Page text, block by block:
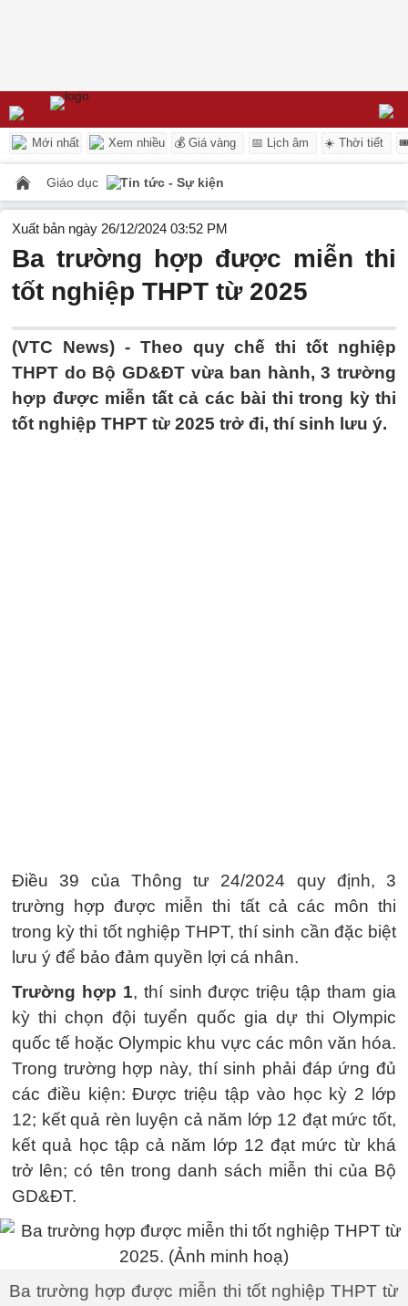
Mới nhất Xem nhiều 💰 Giá vàng 📅 Lịch âm ☀️ Thời tiết
Giáo dục Tin tức - Sự kiện
Xuất bản ngày 26/12/2024 03:52 PM
Ba trường hợp được miễn thi
tốt nghiệp THPT từ 2025
(VTC News) - Theo quy chế thi tốt nghiệp
THPT do Bộ GD&ĐT vừa ban hành, 3 trường
hợp được miễn tất cả các bài thi trong kỳ thi
tốt nghiệp THPT từ 2025 trở đi, thí sinh lưu ý.
Điều 39 của Thông tư 24/2024 quy định, 3
trường hợp được miễn thi tất cả các môn thi
trong kỳ thi tốt nghiệp THPT, thí sinh cần đặc biệt
lưu ý để bảo đảm quyền lợi cá nhân.
Trường hợp 1, thí sinh được triệu tập tham gia
kỳ thi chọn đội tuyển quốc gia dự thi Olympic
quốc tế hoặc Olympic khu vực các môn văn hóa.
Trong trường hợp này, thí sinh phải đáp ứng đủ
các điều kiện: Được triệu tập vào học kỳ 2 lớp
12; kết quả rèn luyện cả năm lớp 12 đạt mức tốt,
kết quả học tập cả năm lớp 12 đạt mức từ khá
trở lên; có tên trong danh sách miễn thi của Bộ
GD&ĐT.
Ba trường hợp được miễn thi tốt nghiệp THPT từ